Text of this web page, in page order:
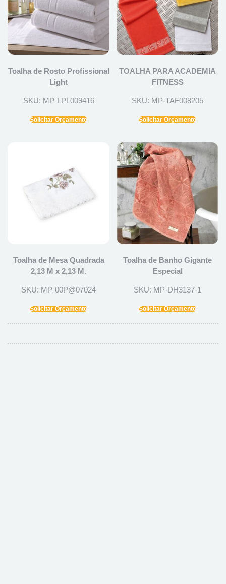
Toalha de Rosto Profissional
Light
SKU: MP-LPL009416
Solicitar Orçamento
TOALHA PARA ACADEMIA
FITNESS
SKU: MP-TAF008205
Solicitar Orçamento
Toalha de Mesa Quadrada
2,13 M x 2,13 M.
SKU: MP-00P@07024
Solicitar Orçamento
Toalha de Banho Gigante
Especial
SKU: MP-DH3137-1
Solicitar Orçamento